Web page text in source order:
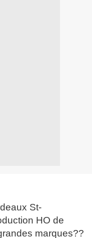
St-
HO de
marques??